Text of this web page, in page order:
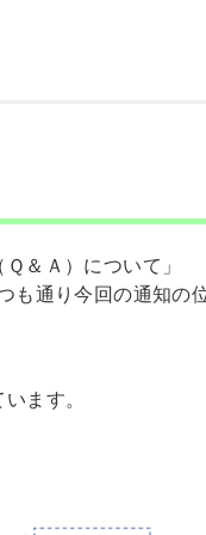
＆Ａ）について」
も通り今回の通知の
ます。